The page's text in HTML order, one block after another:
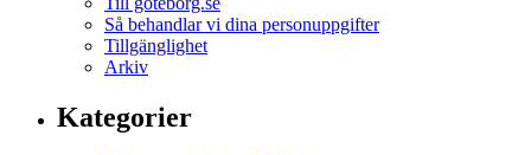
Så behandlar vi dina personuppgifter
Tillgänglighet
Arkiv
Kategorier